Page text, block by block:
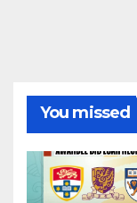
You missed